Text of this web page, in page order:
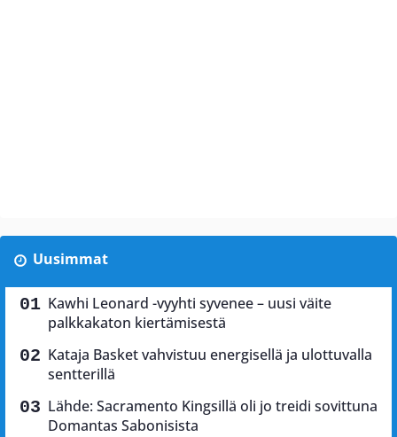
Uusimmat
Kawhi Leonard -vyyhti syvenee – uusi väite
palkkakaton kiertämisestä
Kataja Basket vahvistuu energisellä ja ulottuvalla
sentterillä
Lähde: Sacramento Kingsillä oli jo treidi sovittuna
Domantas Sabonisista